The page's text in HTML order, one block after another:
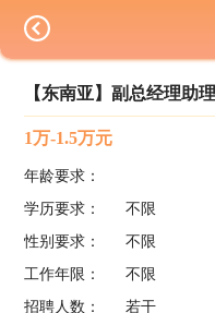
【东南亚】副总经理助理
1万-1.5万元
年龄要求：
学历要求：
不限
性别要求：
不限
工作年限：
不限
招聘人数：
若干